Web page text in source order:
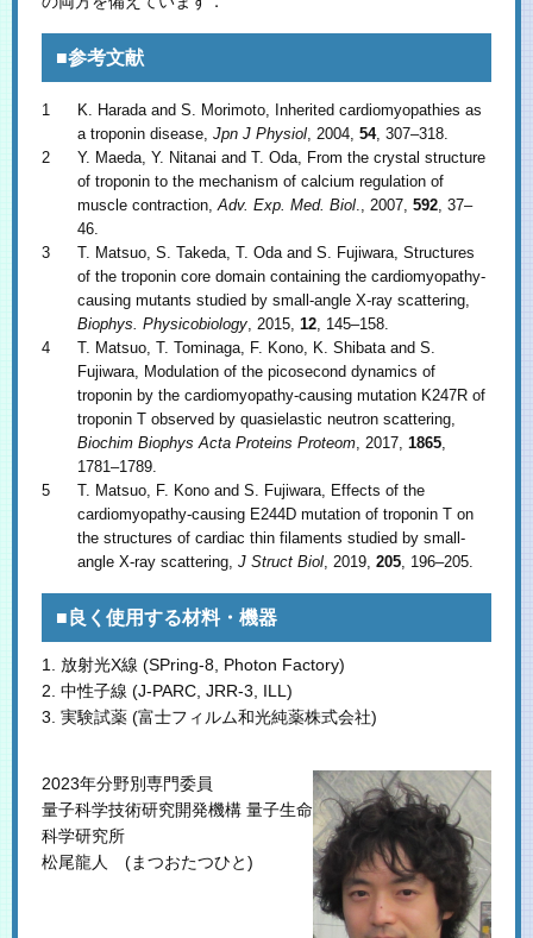
■参考文献
1
K. Harada and S. Morimoto, Inherited cardiomyopathies as
a troponin disease, Jpn J Physiol , 2004, 54, 307–318.
2
Y. Maeda, Y. Nitanai and T. Oda, From the crystal structure
of troponin to the mechanism of calcium regulation of
muscle contraction, Adv. Exp. Med. Biol ., 2007, 592 , 37–
46.
3
T. Matsuo, S. Takeda, T. Oda and S. Fujiwara, Structures
of the troponin core domain containing the cardiomyopathy-
causing mutants studied by small-angle X-ray scattering,
Biophys. Physicobiology , 2015, 12 , 145–158.
4
T. Matsuo, T. Tominaga, F. Kono, K. Shibata and S.
Fujiwara, Modulation of the picosecond dynamics of
troponin by the cardiomyopathy-causing mutation K247R of
troponin T observed by quasielastic neutron scattering,
Biochim Biophys Acta Proteins Proteom , 2017, 1865
1781–1789.
5
T. Matsuo, F. Kono and S. Fujiwara, Effects of the
cardiomyopathy-causing E244D mutation of troponin T on
the structures of cardiac thin filaments studied by small-
angle X-ray scattering, J Struct Biol , 2019, 205 , 196–205.
■良く使用する材料・機器
1. 放射光X線 (SPring-8, Photon Factory)
2. 中性子線 (J-PARC, JRR-3, ILL)
3. 実験試薬 (富士フィルム和光純薬株式会社)
2023年分野別専門委員
量子科学技術研究開発機構 量子生命
科学研究所
松尾龍人 (まつおたつひと)